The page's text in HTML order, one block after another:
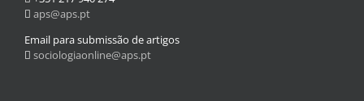
aps@aps.pt
Email para submissão de artigos
sociologiaonline@aps.pt